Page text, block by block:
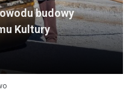
budowy
Kultury